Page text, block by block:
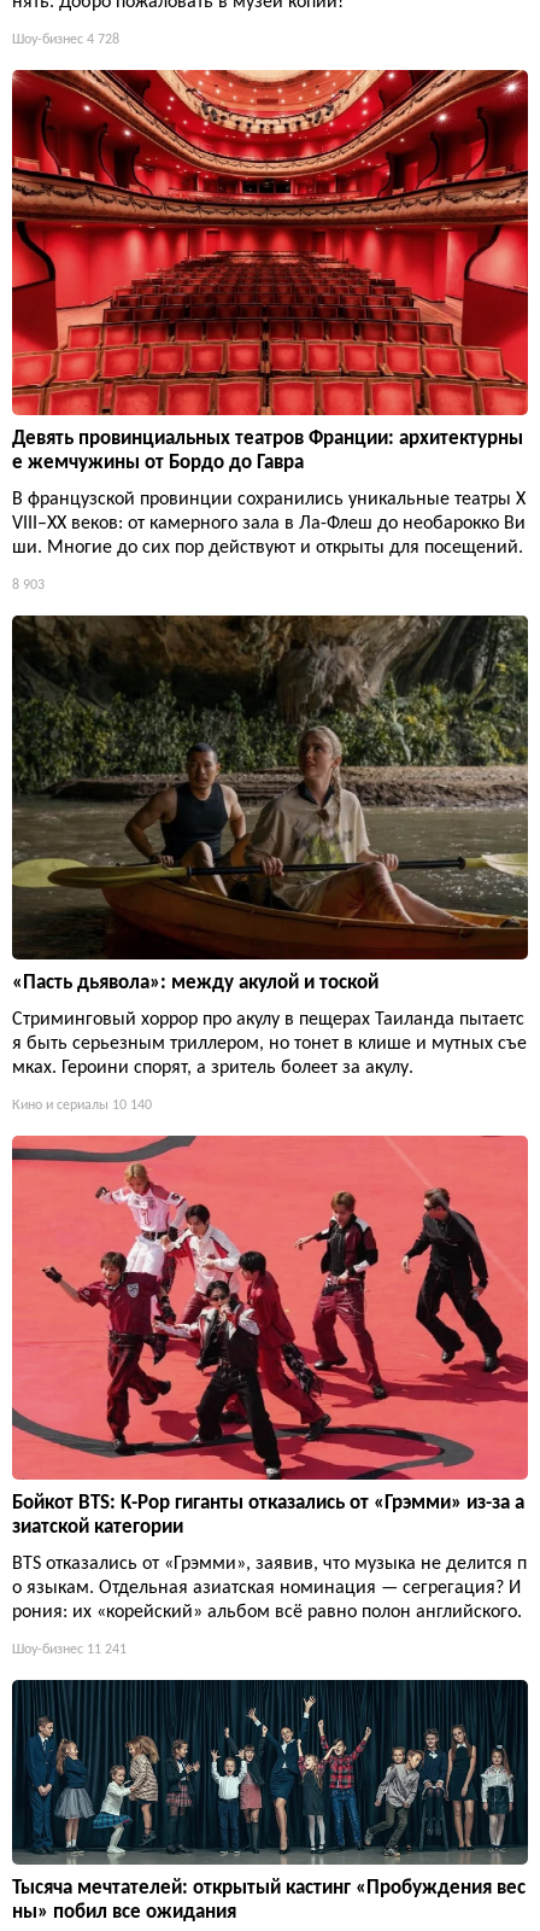
Шоу-бизнес 4 728
Девять провинциальных театров Франции: архитектурны
е жемчужины от Бордо до Гавра
В французской провинции сохранились уникальные театры X
VIII–XX веков: от камерного зала в Ла-Флеш до необарокко Ви
ши. Многие до сих пор действуют и открыты для посещений.
8 903
«Пасть дьявола»: между акулой и тоской
Стриминговый хоррор про акулу в пещерах Таиланда пытаетс
я быть серьезным триллером, но тонет в клише и мутных съе
мках. Героини спорят, а зритель болеет за акулу.
Кино и сериалы 10 140
Бойкот BTS: K-Pop гиганты отказались от «Грэмми» из-за а
зиатской категории
BTS отказались от «Грэмми», заявив, что музыка не делится п
о языкам. Отдельная азиатская номинация — сегрегация? И
рония: их «корейский» альбом всё равно полон английского.
Шоу-бизнес 11 241
Тысяча мечтателей: открытый кастинг «Пробуждения вес
ны» побил все ожидания